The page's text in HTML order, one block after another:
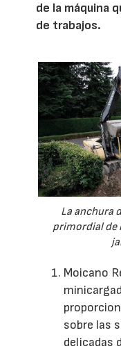
de la máquina
de trabajos.
La anchura
primordial de
Moicano
sobre las
delicadas